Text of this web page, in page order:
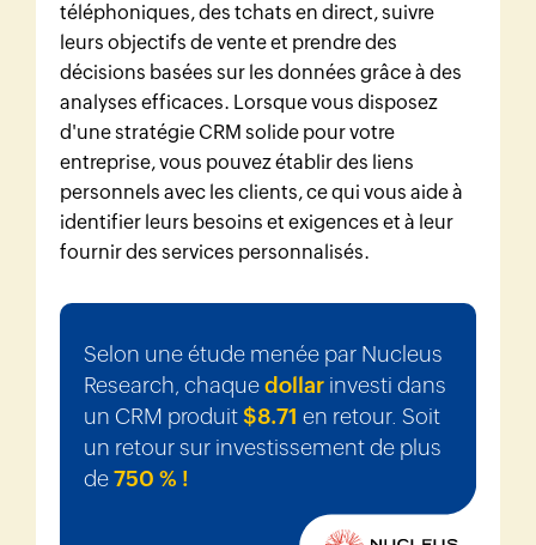
téléphoniques, des tchats en direct, suivre
leurs objectifs de vente et prendre des
décisions basées sur les données grâce à des
analyses efficaces. Lorsque vous disposez
d'une stratégie CRM solide pour votre
entreprise, vous pouvez établir des liens
personnels avec les clients, ce qui vous aide à
identifier leurs besoins et exigences et à leur
fournir des services personnalisés.
Selon une étude menée par Nucleus
Research, chaquedollar investi dans
un CRM produit$8.71 en retour. Soit
un retour sur investissement de plus
de750 % !